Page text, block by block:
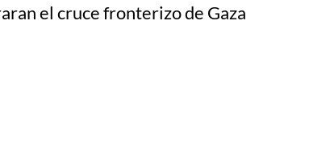
el cruce fronterizo de Gaza